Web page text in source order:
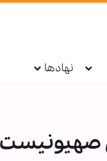
نهادها